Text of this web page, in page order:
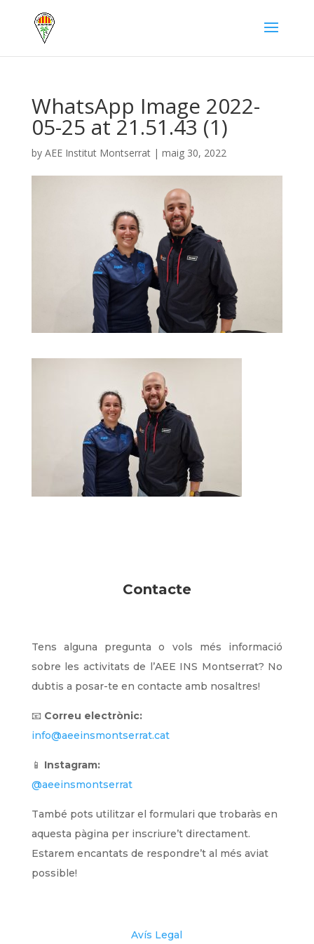
WhatsApp Image 2022-
05-25 at 21.51.43 (1)
by AEE Institut Montserrat| maig 30, 2022
Contacte
Tens alguna pregunta o vols més informació
sobre les activitats de l’AEE INS Montserrat? No
dubtis a posar-te en contacte amb nosaltres!
📧 Correu electrònic:
info@aeeinsmontserrat.cat
📱 Instagram:
@aeeinsmontserrat
També pots utilitzar el formulari que trobaràs en
aquesta pàgina per inscriure’t directament.
Estarem encantats de respondre’t al més aviat
possible!
Avís Legal